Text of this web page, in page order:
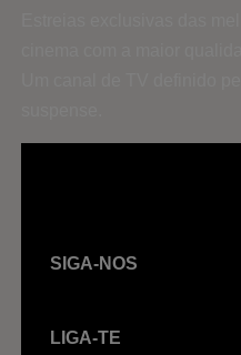
SIGA-NOS
LIGA-TE